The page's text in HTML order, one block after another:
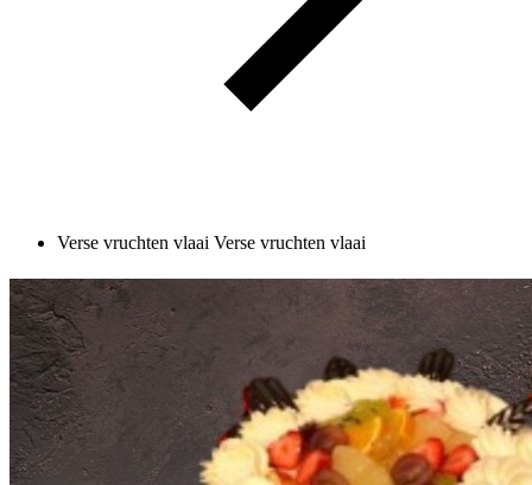
Verse vruchten vlaai Verse vruchten vlaai